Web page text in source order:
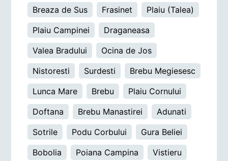
Breaza de Sus
Frasinet
Plaiu (Talea)
Plaiu Campinei
Draganeasa
Valea Bradului
Ocina de Jos
Nistoresti
Surdesti
Brebu Megiesesc
Lunca Mare
Brebu
Plaiu Cornului
Doftana
Brebu Manastirei
Adunati
Sotrile
Podu Corbului
Gura Beliei
Bobolia
Poiana Campina
Vistieru